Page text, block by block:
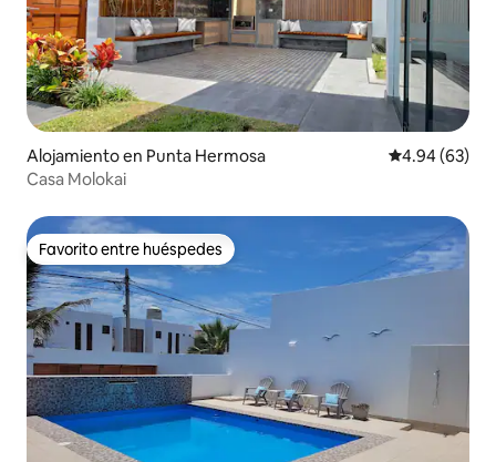
Alojamiento en Punta Hermosa Calificación
4.94 (63)
Casa Molokai
Favorito entre huéspedes
Favorito entre huéspedes